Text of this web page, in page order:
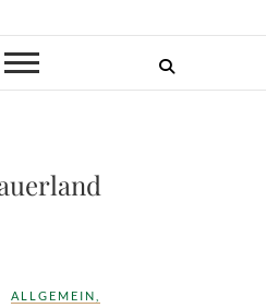
ALLGEMEIN